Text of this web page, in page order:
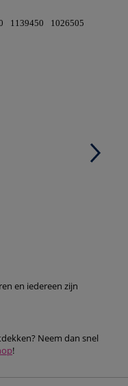
1139450 1026505
en iedereen zijn
Neem dan snel
!